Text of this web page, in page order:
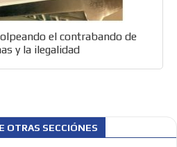
el contrabando de
y la ilegalidad
OTRAS SECCIÓNES